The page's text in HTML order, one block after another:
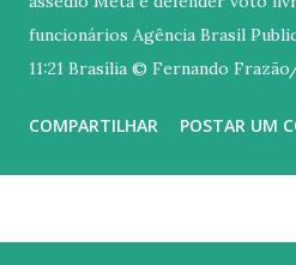
funcionários Agência Brasil
11:21 Brasília © Fernando
Superior do Trabalho (TST) e o
COMPARTILHAR POSTAR UM